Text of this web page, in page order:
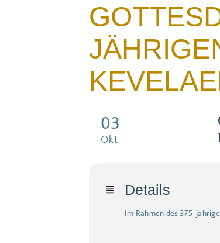
03
Okt
Details
Im Rahmen des 375-